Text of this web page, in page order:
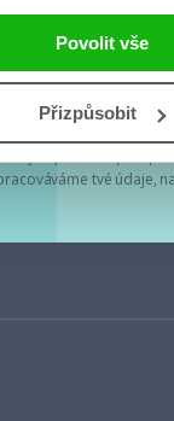
Povolit vše
Přizpůsobit
spodmínkami
je u nás v bezpečí.
tvé údaje,